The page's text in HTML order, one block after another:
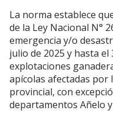
La norma establece
de la Ley Nacional N°
emergencia y/o
julio de 2025 y hasta
explotaciones
apícolas afectadas
provincial, con
departamentos Añelo